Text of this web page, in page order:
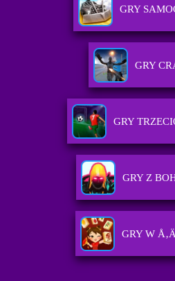
GRY
GRY
GRY
GRY Z
GRY W